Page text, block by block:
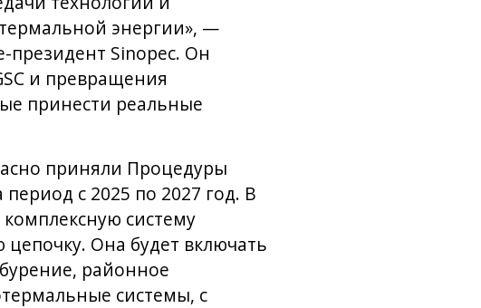
энергии», —
Sinopec. Он
и превращения
принести реальные
приняли Процедуры
с 2025 по 2027 год. В
систему
Она будет включать
районное
системы, с